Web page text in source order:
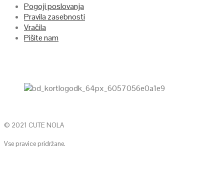
Pogoji poslovanja
Pravila zasebnosti
Vračila
Pišite nam
© 2021 CUTE NOLA
Vse pravice pridržane.